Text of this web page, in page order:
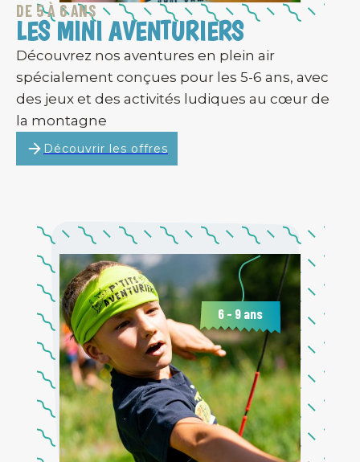
DE 5 À 6 ANS
LES MINI AVENTURIERS
Découvrez nos aventures en plein air
spécialement conçues pour les 5-6 ans, avec
des jeux et des activités ludiques au cœur de
la montagne
Découvrir les offres
6 - 9 ans